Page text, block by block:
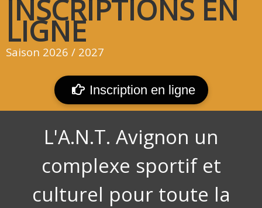
INSCRIPTIONS EN
LIGNE
Saison 2026 / 2027
Inscription en ligne
L'A.N.T. Avignon un
complexe sportif et
culturel pour toute la